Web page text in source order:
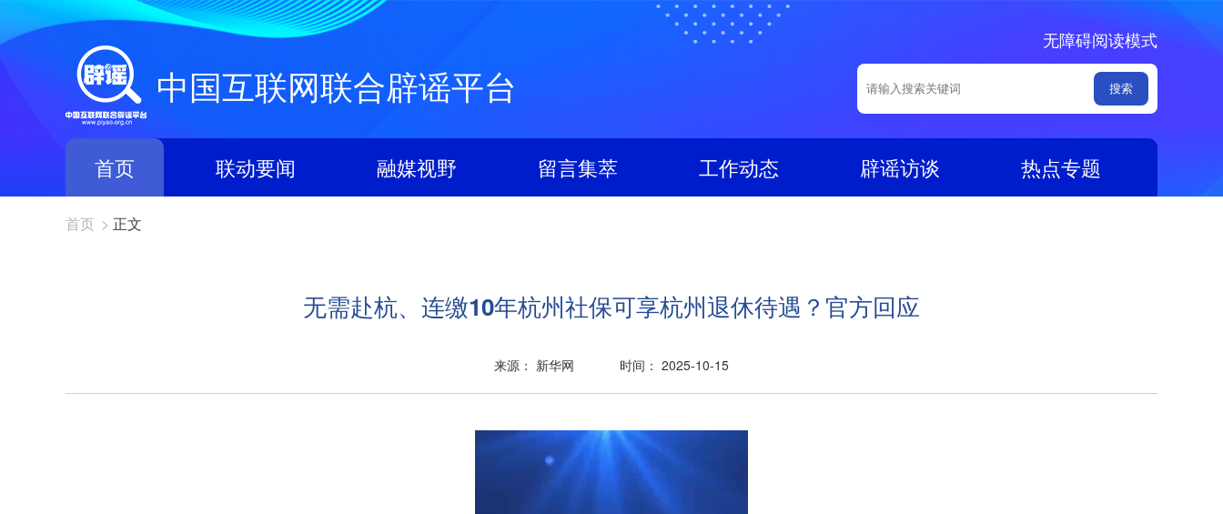
无障碍阅读模式
中国互联网联合辟谣平台
首页 联动要闻 融媒视野 留言集萃 工作动态 辟谣访谈 热点专题
首页 > 正文
无需赴杭、连缴10年杭州社保可享杭州退休待遇？官方回应
来源： 新华网 时间： 2025-10-15